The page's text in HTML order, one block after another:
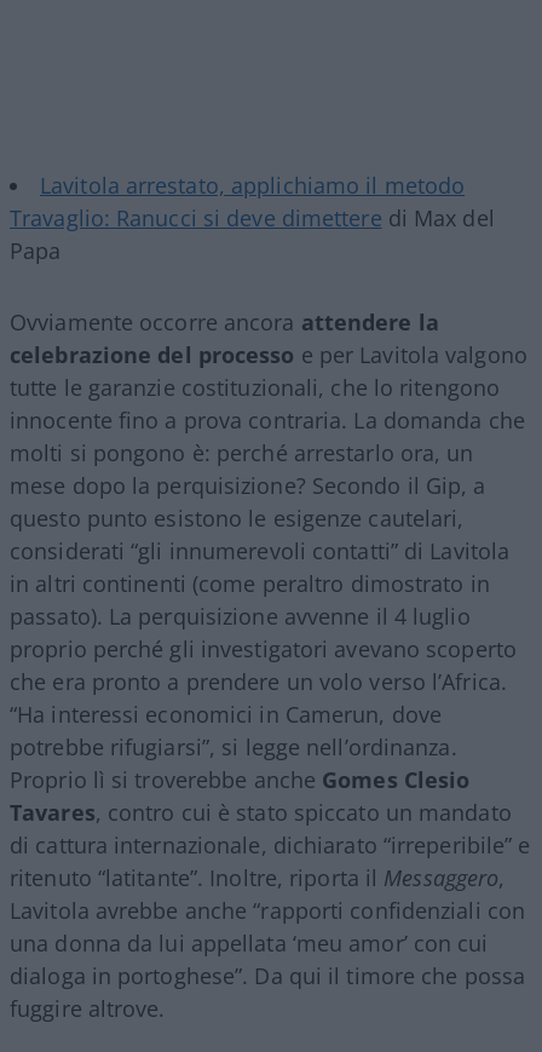
Lavitola arrestato, applichiamo il metodo
Travaglio: Ranucci si deve dimettere di Max del
Papa
Ovviamente occorre ancora attendere la
celebrazione del processo e per Lavitola valgono
tutte le garanzie costituzionali, che lo ritengono
innocente fino a prova contraria. La domanda che
molti si pongono è: perché arrestarlo ora, un
mese dopo la perquisizione? Secondo il Gip, a
questo punto esistono le esigenze cautelari,
considerati “gli innumerevoli contatti” di Lavitola
in altri continenti (come peraltro dimostrato in
passato). La perquisizione avvenne il 4 luglio
proprio perché gli investigatori avevano scoperto
che era pronto a prendere un volo verso l’Africa.
“Ha interessi economici in Camerun, dove
potrebbe rifugiarsi”, si legge nell’ordinanza.
Proprio lì si troverebbe anche Gomes Clesio
Tavares, contro cui è stato spiccato un mandato
di cattura internazionale, dichiarato “irreperibile” e
ritenuto “latitante”. Inoltre, riporta il Messaggero,
Lavitola avrebbe anche “rapporti confidenziali con
una donna da lui appellata ‘meu amor’ con cui
dialoga in portoghese”. Da qui il timore che possa
fuggire altrove.